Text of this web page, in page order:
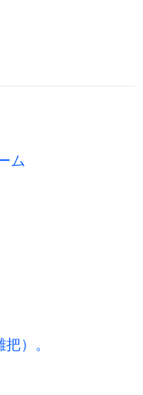
ム
）。